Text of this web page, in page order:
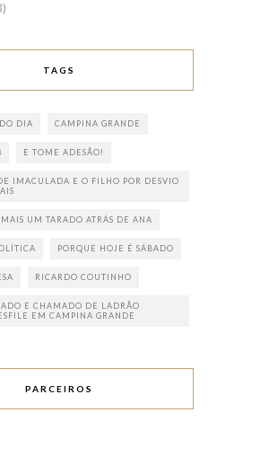
TAGS
DIA CAMPINA GRANDE
E TOME ADESÃO!
IMACULADA E O FILHO POR DESVIO
MAIS UM TARADO ATRÁS DE ANA
PORQUE HOJE É SÁBADO
RICARDO COUTINHO
E CHAMADO DE LADRÃO
EM CAMPINA GRANDE
PARCEIROS